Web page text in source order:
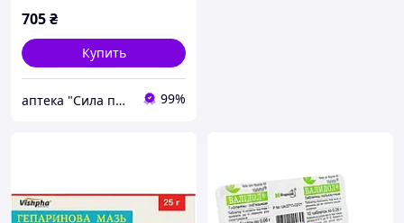
705₴
Купить
аптека "Сила природи " 99%